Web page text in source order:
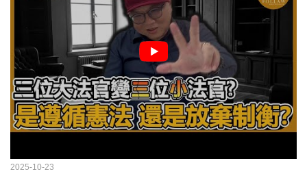
2025-10-23